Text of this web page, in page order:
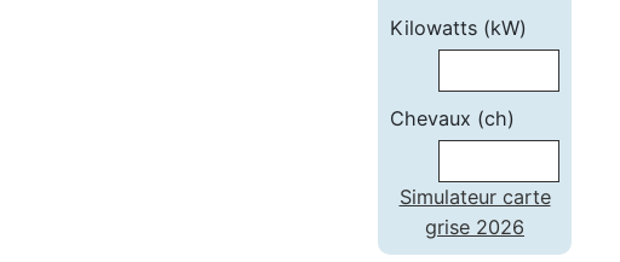
Kilowatts (kW)
Chevaux (ch)
Simulateur carte
grise 2026